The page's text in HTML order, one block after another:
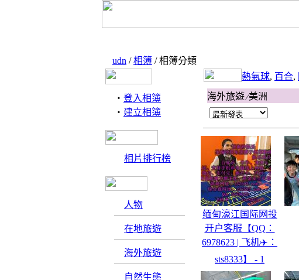
udn /相簿 / 相簿分類
‧ 登入相簿
‧ 建立相簿
相片排行榜
人物
在地旅遊
海外旅遊
自然生態
熱氣球, 百合,
海外旅遊 ∕美洲
缅甸濠江国际网投
开户客服【QQ：
6978623 | 飞机✈️：
sts8333】 - 1